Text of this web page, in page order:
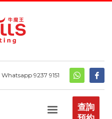
Whatsapp 9237 9151
查詢